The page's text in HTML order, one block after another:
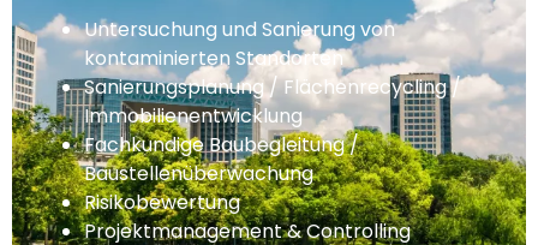
Untersuchung und Sanierung von
kontaminierten Standorten
Sanierungsplanung / Flächenrecycling /
Immobilienentwicklung
Fachkundige Baubegleitung /
Baustellenüberwachung
Risikobewertung
Projektmanagement & Controlling